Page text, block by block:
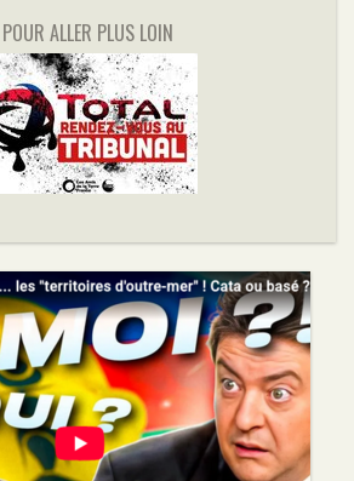
POUR ALLER PLUS LOIN